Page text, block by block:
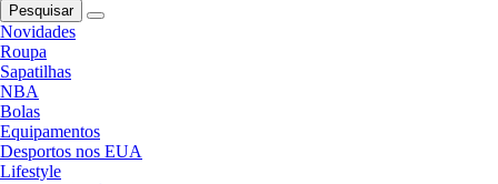
Pesquisar
Novidades
Roupa
Sapatilhas
NBA
Bolas
Equipamentos
Desportos nos EUA
Lifestyle